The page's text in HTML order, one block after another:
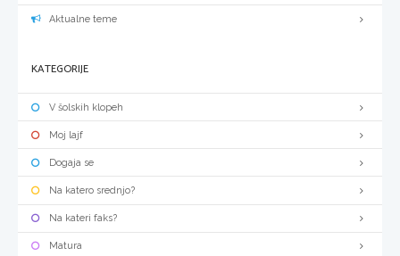
Aktualne teme
KATEGORIJE
V šolskih klopeh
Moj lajf
Dogaja se
Na katero srednjo?
Na kateri faks?
Matura